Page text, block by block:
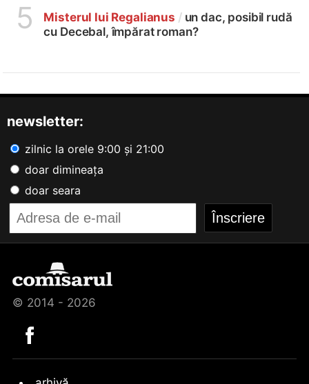
5 Misterul lui Regalianus /un dac, posibil rudă
cu Decebal, împărat roman?
newsletter:
zilnic la orele 9:00 și 21:00
doar dimineața
doar seara
© 2014 - 2026